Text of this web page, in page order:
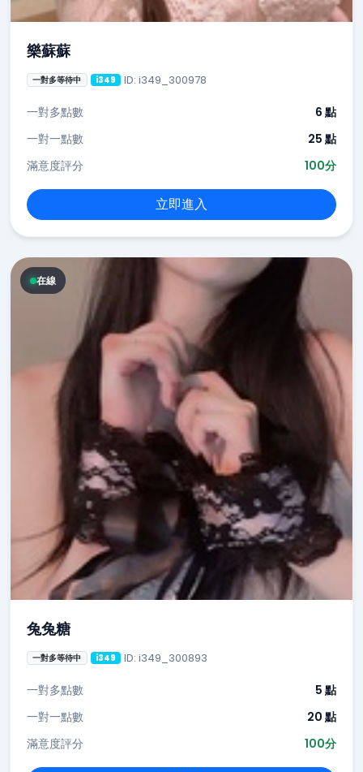
樂蘇蘇
一對多等待中 i349 ID: i349_300978
一對多點數
6 點
一對一點數
25 點
滿意度評分
100分
立即進入
在線
兔兔糖
一對多等待中 i349 ID: i349_300893
一對多點數
5 點
一對一點數
20 點
滿意度評分
100分